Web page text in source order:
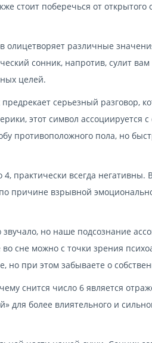
стоит поберечься от открытого
олицетворяет различные
сонник, напротив, сулит
целей.
серьезный разговор,
этот символ ассоциируется
противоположного пола, но
практически всегда негативны.
причине взрывной
но наше подсознание
сне можно с точки зрения
но при этом забываете о
снится число 6 является
для более влиятельного и